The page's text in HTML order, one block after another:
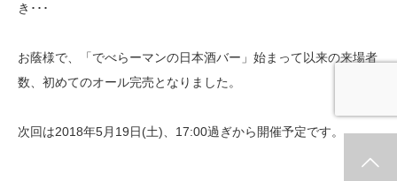
き･･･
お蔭様で、「でべらーマンの日本酒バー」始まって以来の来場者
数、初めてのオール完売となりました。
次回は2018年5月19日(土)、17:00過ぎから開催予定です。
お問合せ